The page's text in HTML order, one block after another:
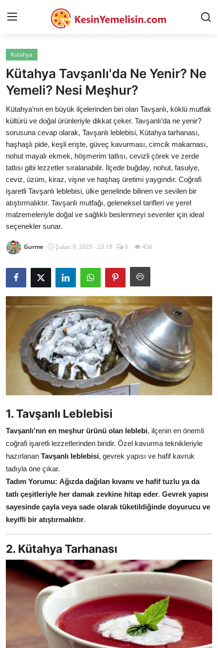
AnaSayfa
Gizlilik Sözleşmesi
Rüya Tabirleri
Diyet & Sağlıklı Beslenme
İletişim
Şehirler
Helal Gıda & Dini Hükümler
Gıda Güvenliği & Bilimi
Kalori & Diyet Rehberi
Mutfak Püf Noktaları & İpuçları
Mekan & Lezzet Rotaları
Temel Gıda ve Ürün Rehberleri
İçecek Kültürü & Barista
Yöresel Tarifler & Ev Yemekleri
Gıda Güvenliği & Sağlık
İçecek Kültürü & Rehberleri
Mutfak Temizliği & Pratik Bilgiler
Anne & Bebek Beslenmesi
Mutfak Sırları & Teknikler
Gıda Sözlüğü & Nedir?
Yemek Tarifleri & Menüler
Kütahya
Kütahya Tavşanlı'da Ne Yenir? Ne
Yemeli? Nesi Meşhur?
Kütahya’nın en büyük ilçelerinden biri olan Tavşanlı, köklü mutfak
kültürü ve doğal ürünleriyle dikkat çeker. Tavşanlı’da ne yenir?
sorusuna cevap olarak, Tavşanlı leblebisi, Kütahya tarhanası,
haşhaşlı pide, keşli erişte, güveç kavurması, cimcik makarnası,
nohut mayalı ekmek, höşmerim tatlısı, cevizli çörek ve zerde
tatlısı gibi lezzetler sıralanabilir. İlçede buğday, nohut, fasulye,
ceviz, üzüm, kiraz, vişne ve haşhaş üretimi yaygındır. Coğrafi
işaretli Tavşanlı leblebisi, ülke genelinde bilinen ve sevilen bir
atıştırmalıktır. Tavşanlı mutfağı, geleneksel tarifleri ve yerel
malzemeleriyle doğal ve sağlıklı beslenmeyi sevenler için ideal
seçenekler sunar.
Gurme Şubat 9, 2025 - 23:18 0 456
1. Tavşanlı Leblebisi
Tavşanlı’nın en meşhur ürünü olan leblebi, ilçenin en önemli
coğrafi işaretli lezzetlerinden biridir. Özel kavurma teknikleriyle
hazırlanan Tavşanlı leblebisi, gevrek yapısı ve hafif kavruk
tadıyla öne çıkar.
Tadım Yorumu: Ağızda dağılan kıvamı ve hafif tuzlu ya da
tatlı çeşitleriyle her damak zevkine hitap eder. Gevrek yapısı
sayesinde çayla veya sade olarak tüketildiğinde doyurucu ve
keyifli bir atıştırmalıktır.
2. Kütahya Tarhanası